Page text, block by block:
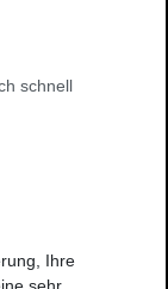
schnell
Ihre